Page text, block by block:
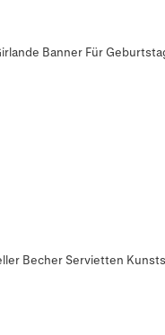
Banner Für
Becher Servietten